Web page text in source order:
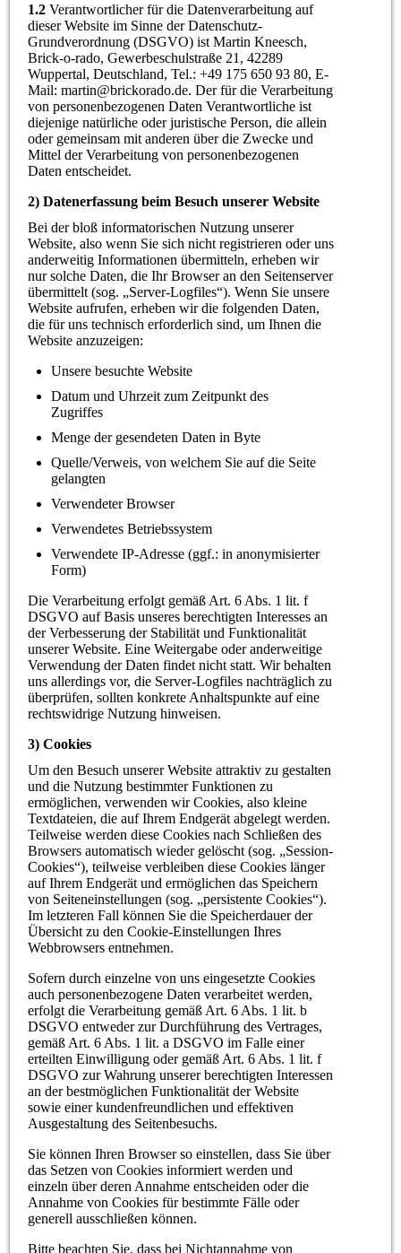
1.2 Verantwortlicher für die Datenverarbeitung auf
dieser Website im Sinne der Datenschutz-
Grundverordnung (DSGVO) ist Martin Kneesch,
Brick-o-rado, Gewerbeschulstraße 21, 42289
Wuppertal, Deutschland, Tel.: +49 175 650 93 80, E-
Mail: martin@brickorado.de. Der für die Verarbeitung
von personenbezogenen Daten Verantwortliche ist
diejenige natürliche oder juristische Person, die allein
oder gemeinsam mit anderen über die Zwecke und
Mittel der Verarbeitung von personenbezogenen
Daten entscheidet.
2) Datenerfassung beim Besuch unserer Website
Bei der bloß informatorischen Nutzung unserer
Website, also wenn Sie sich nicht registrieren oder uns
anderweitig Informationen übermitteln, erheben wir
nur solche Daten, die Ihr Browser an den Seitenserver
übermittelt (sog. „Server-Logfiles“). Wenn Sie unsere
Website aufrufen, erheben wir die folgenden Daten,
die für uns technisch erforderlich sind, um Ihnen die
Website anzuzeigen:
Unsere besuchte Website
Datum und Uhrzeit zum Zeitpunkt des
Zugriffes
Menge der gesendeten Daten in Byte
Quelle/Verweis, von welchem Sie auf die Seite
gelangten
Verwendeter Browser
Verwendetes Betriebssystem
Verwendete IP-Adresse (ggf.: in anonymisierter
Form)
Die Verarbeitung erfolgt gemäß Art. 6 Abs. 1 lit. f
DSGVO auf Basis unseres berechtigten Interesses an
der Verbesserung der Stabilität und Funktionalität
unserer Website. Eine Weitergabe oder anderweitige
Verwendung der Daten findet nicht statt. Wir behalten
uns allerdings vor, die Server-Logfiles nachträglich zu
überprüfen, sollten konkrete Anhaltspunkte auf eine
rechtswidrige Nutzung hinweisen.
3) Cookies
Um den Besuch unserer Website attraktiv zu gestalten
und die Nutzung bestimmter Funktionen zu
ermöglichen, verwenden wir Cookies, also kleine
Textdateien, die auf Ihrem Endgerät abgelegt werden.
Teilweise werden diese Cookies nach Schließen des
Browsers automatisch wieder gelöscht (sog. „Session-
Cookies“), teilweise verbleiben diese Cookies länger
auf Ihrem Endgerät und ermöglichen das Speichern
von Seiteneinstellungen (sog. „persistente Cookies“).
Im letzteren Fall können Sie die Speicherdauer der
Übersicht zu den Cookie-Einstellungen Ihres
Webbrowsers entnehmen.
Sofern durch einzelne von uns eingesetzte Cookies
auch personenbezogene Daten verarbeitet werden,
erfolgt die Verarbeitung gemäß Art. 6 Abs. 1 lit. b
DSGVO entweder zur Durchführung des Vertrages,
gemäß Art. 6 Abs. 1 lit. a DSGVO im Falle einer
erteilten Einwilligung oder gemäß Art. 6 Abs. 1 lit. f
DSGVO zur Wahrung unserer berechtigten Interessen
an der bestmöglichen Funktionalität der Website
sowie einer kundenfreundlichen und effektiven
Ausgestaltung des Seitenbesuchs.
Sie können Ihren Browser so einstellen, dass Sie über
das Setzen von Cookies informiert werden und
einzeln über deren Annahme entscheiden oder die
Annahme von Cookies für bestimmte Fälle oder
generell ausschließen können.
Bitte beachten Sie, dass bei Nichtannahme von